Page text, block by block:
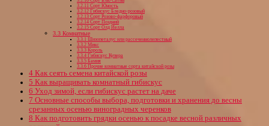
3.2.11 Сорт Юность
3.2.12 Гибискус Бледно-розовый
3.2.13 Сорт Розово-фарфоровый
3.2.14 Сорт Поздний
3.2.15 Сорт Олд Йелла
3.3 Комнатные
3.3.1 Шизопеталус или рассеченнолепестный
3.3.2 Микс
3.3.3 Король
3.3.4 Гибискус Купера
3.3.5 Бамия
3.3.6 Прочие комнатные сорта китайской розы
4 Как сеять семена китайской розы
5 Как выращивать комнатный гибискус
6 Уход зимой, если гибискус растет на даче
7 Основные способы выбора, подготовки и хранения до весны
срезанных осенью виноградных черенков
8 Как подготовить грядки осенью к посадке весной различных